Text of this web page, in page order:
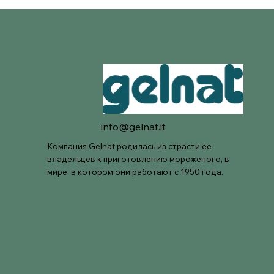
info@gelnat.it
Компания Gelnat родилась из страсти ее
владельцев к приготовлению мороженого, в
мире, в котором они работают с 1950 года.